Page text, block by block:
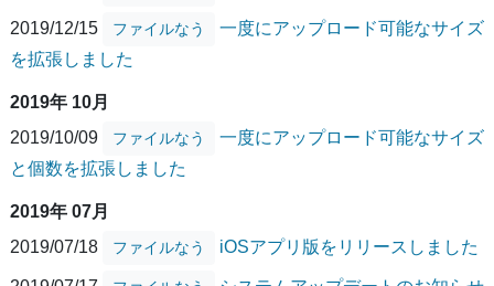
2019/12/15 ファイルなう
一度にアップロード可能なサイズ
を拡張しました
2019年 10月
2019/10/09
ファイルなう
一度にアップロード可能なサイズ
と個数を拡張しました
2019年 07月
2019/07/18
ファイルなう iOSアプリ版をリリースしました